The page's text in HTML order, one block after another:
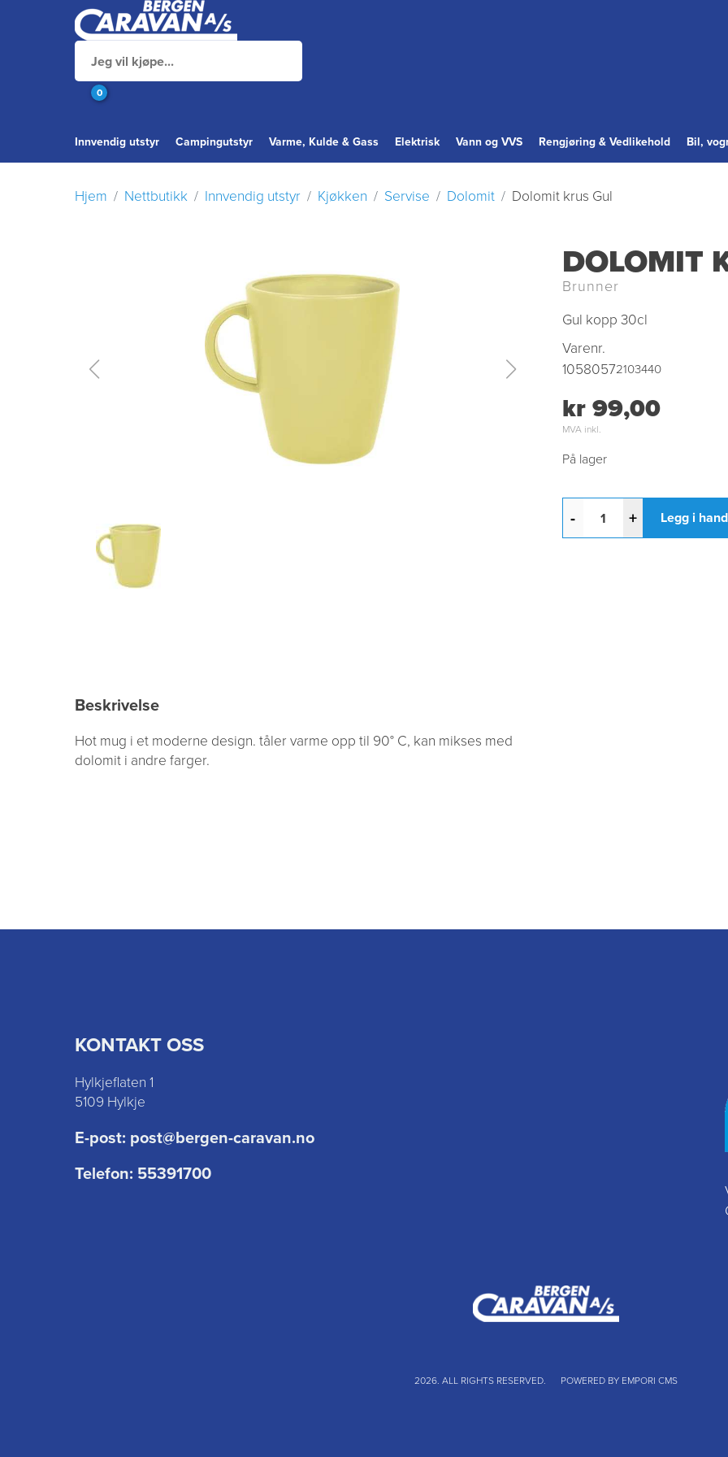
0
Innvendig utstyr Campingutstyr Varme, Kulde & Gass Elektrisk Vann og VVS Rengjøring & Vedlikehold Bil,
Hjem Nettbutikk Innvendig utstyr Kjøkken Servise Dolomit Dolomit krus Gul
DOLOMIT
Brunner
Gul kopp 30cl
Varenr.
10580572103440
kr 99,00
MVA inkl.
På lager
- + Legg i
Beskrivelse
Hot mug i et moderne design. tåler varme opp til 90° C, kan mikses med
dolomit i andre farger.
KONTAKT OSS
Hylkjeflaten 1
5109 Hylkje
E-post: post@bergen-caravan.no
Telefon: 55391700
2026. ALL RIGHTS RESERVED. POWERED BY EMPORI CMS